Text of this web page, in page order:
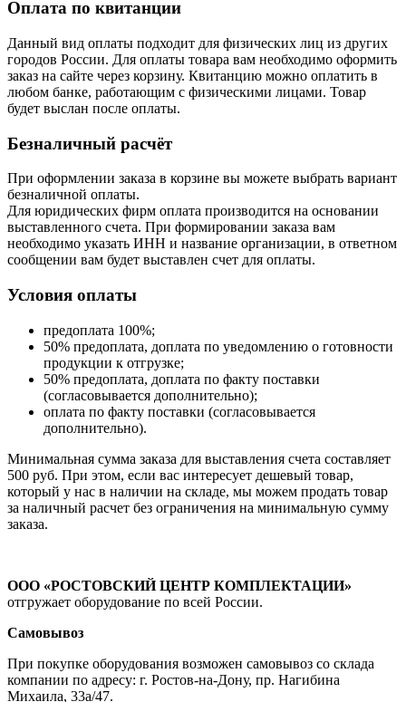
Оплата по квитанции
Данный вид оплаты подходит для физических лиц из других
городов России. Для оплаты товара вам необходимо оформить
заказ на сайте через корзину. Квитанцию можно оплатить в
любом банке, работающим с физическими лицами. Товар
будет выслан после оплаты.
Безналичный расчёт
При оформлении заказа в корзине вы можете выбрать вариант
безналичной оплаты.
Для юридических фирм оплата производится на основании
выставленного счета. При формировании заказа вам
необходимо указать ИНН и название организации, в ответном
сообщении вам будет выставлен счет для оплаты.
Условия оплаты
предоплата 100%;
50% предоплата, доплата по уведомлению о готовности
продукции к отгрузке;
50% предоплата, доплата по факту поставки
(согласовывается дополнительно);
оплата по факту поставки (согласовывается
дополнительно).
Минимальная сумма заказа для выставления счета составляет
500 руб. При этом, если вас интересует дешевый товар,
который у нас в наличии на складе, мы можем продать товар
за наличный расчет без ограничения на минимальную сумму
заказа.
ООО «РОСТОВСКИЙ ЦЕНТР КОМПЛЕКТАЦИИ»
отгружает оборудование по всей России.
Самовывоз
При покупке оборудования возможен самовывоз со склада
компании по адресу: г. Ростов-на-Дону, пр. Нагибина
Михаила, 33а/47.